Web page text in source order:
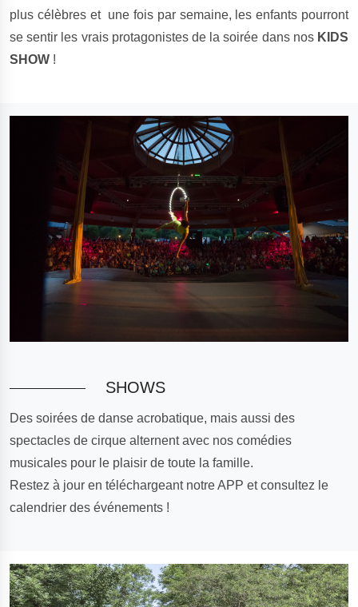
plus célèbres et une fois par semaine, les enfants pourront
se sentir les vrais protagonistes de la soirée dans nos KIDS
SHOW !
SHOWS
Des soirées de danse acrobatique, mais aussi des
spectacles de cirque alternent avec nos comédies
musicales pour le plaisir de toute la famille.
Restez à jour en téléchargeant notre APP et consultez le
calendrier des événements !